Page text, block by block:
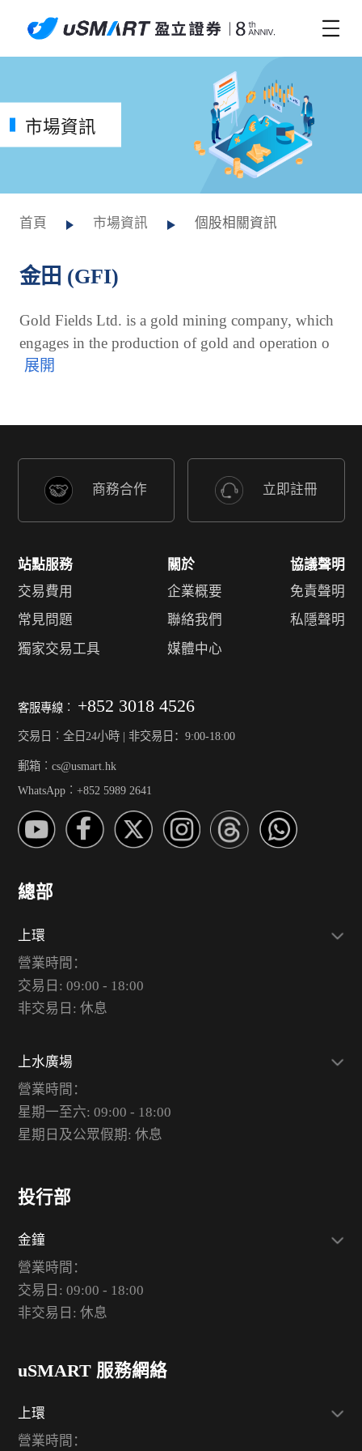
市場資訊
首頁 市場資訊 個股相關資訊
金田 (GFI)
Gold Fields Ltd. is a gold mining company, which
engages in the production of gold and operation o
商務合作 立即註冊
站點服務
交易費用
常見問題
獨家交易工具
關於
企業概要
聯絡我們
媒體中心
協議聲明
免責聲明
私隱聲明
客服專線︰ +852 3018 4526
交易日︰全日24小時 | 非交易日：9:00-18:00
郵箱︰cs@usmart.hk
WhatsApp︰+852 5989 2641
總部
上環
營業時間：
交易日: 09:00 - 18:00
非交易日: 休息
上水廣場
營業時間：
星期一至六: 09:00 - 18:00
星期日及公眾假期: 休息
投行部
金鐘
營業時間：
交易日: 09:00 - 18:00
非交易日: 休息
uSMART 服務網絡
上環
營業時間：